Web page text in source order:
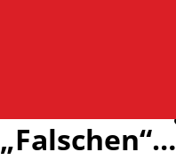
„Falschen“…